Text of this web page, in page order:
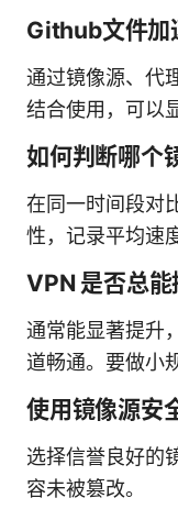
Github文件加
通过镜像源、代
结合使用，可以
如何判断哪个
在同一时间段对
性，记录平均速
VPN 是否总能
通常能显著提升
道畅通。要做小
使用镜像源安
选择信誉良好的
容未被篡改。